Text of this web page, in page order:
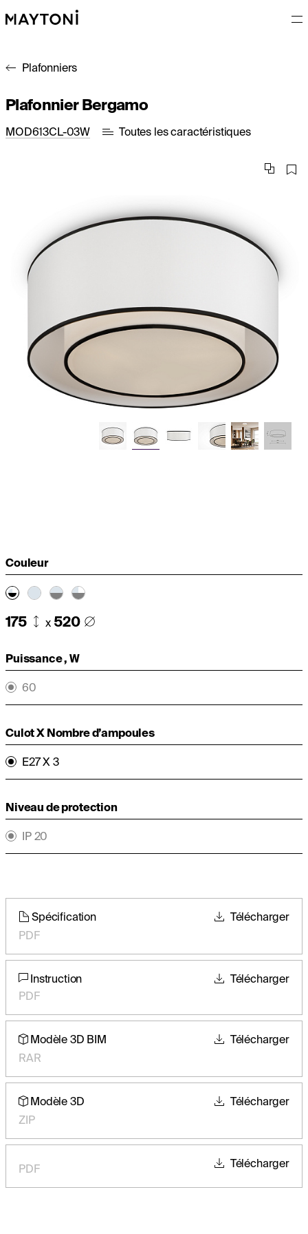
Plafonniers
Plafonnier Bergamo
MOD613CL-03W Toutes les caractéristiques
Couleur
175 x 520
Puissance , W
60
Culot X Nombre d’ampoules
E27 X 3
Niveau de protection
IP 20
Spécification
PDF
Télécharger
Instruction
PDF
Télécharger
Modèle 3D BIM
RAR
Télécharger
Modèle 3D
ZIP
Télécharger
PDF Télécharger